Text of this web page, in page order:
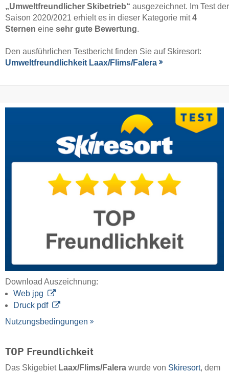
„Umweltfreundlicher Skibetrieb“ ausgezeichnet. Im Test der
Saison 2020/2021 erhielt es in dieser Kategorie mit4
Sternen eine sehr gute Bewertung.
Den ausführlichen Testbericht finden Sie auf Skiresort:
Umweltfreundlichkeit Laax/​Flims/​Falera
Download Auszeichnung:
Web jpg
Druck pdf
Nutzungsbedingungen
TOP Freundlichkeit
Das Skigebiet Laax/​Flims/​Falera wurde von Skiresort, dem